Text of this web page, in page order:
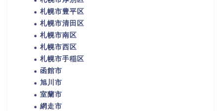
札幌市豊平区
札幌市清田区
札幌市南区
札幌市西区
札幌市手稲区
函館市
旭川市
室蘭市
網走市